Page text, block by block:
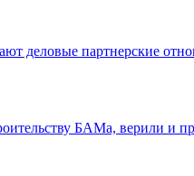
деловые партнерские
БАМа, верили и